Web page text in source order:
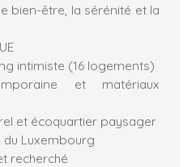
bien-être, la sérénité et la
intimiste (16 logements)
et matériaux
et écoquartier paysager
Luxembourg
recherché